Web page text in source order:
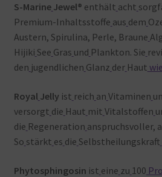
S-Marine Jewel® enthält acht
Premium-Inhaltsstoffe aus dem
Austern, Spirulina, Perle, Braune
Hijiki See Gras und Plankton. Sie
den jugendlichen Glanz der Haut
Royal Jellyist reich an Vitaminen
versorgt die Haut mit Vitalstoffen
die Regeneration anspruchsvoller,
So stärkt es die Selbstheilungskraft
Phytosphingosin ist eine zu 100